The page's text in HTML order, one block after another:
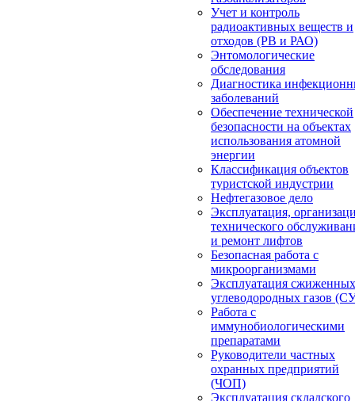
Учет и контроль
радиоактивных веществ и
отходов (РВ и РАО)
Энтомологические
обследования
Диагностика
заболеваний
Обеспечение технической
безопасности на объектах
использования атомной
энергии
Классификация объектов
туристской индустрии
Нефтегазовое дело
Эксплуатация,
технического
и ремонт лифтов
Безопасная работа с
микроорганизмами
Эксплуатация сжиженных
углеводородных газов
Работа с
иммунобиологическими
препаратами
Руководители частных
охранных предприятий
(ЧОП)
Эксплуатация складского